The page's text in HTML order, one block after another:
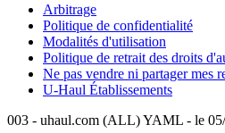
Arbitrage
Politique de confidentialité
Modalités d'utilisation
Politique de retrait des droits
Ne pas vendre ni partager mes
U-Haul Établissements
003 - uhaul.com (ALL) YAML - le